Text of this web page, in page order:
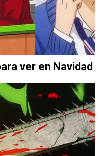
ver en Navidad